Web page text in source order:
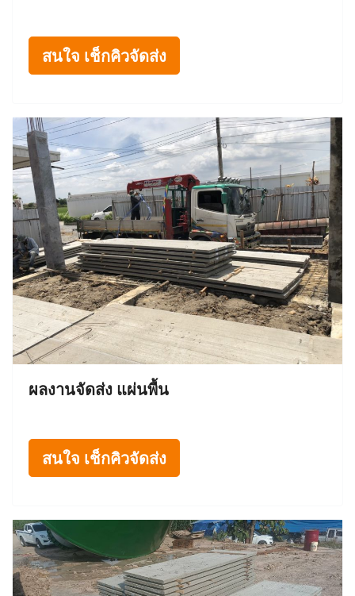
สนใจ เช็กคิวจัดส่ง
ผลงานจัดส่ง แผ่นพื้น
สนใจ เช็กคิวจัดส่ง